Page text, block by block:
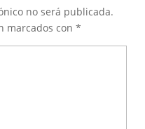
no será publicada.
marcados con *